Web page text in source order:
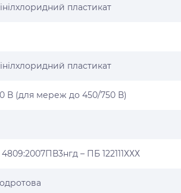
пластикат
пластикат
В (для мереж до 450/750 В)
– ПБ 122111ХХХ